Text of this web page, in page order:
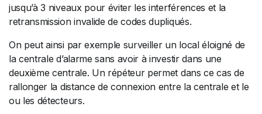
jusqu’à 3 niveaux pour éviter les interférences et la
retransmission invalide de codes dupliqués.
On peut ainsi par exemple surveiller un local éloigné de
la centrale d’alarme sans avoir à investir dans une
deuxième centrale. Un répéteur permet dans ce cas de
rallonger la distance de connexion entre la centrale et le
ou les détecteurs.